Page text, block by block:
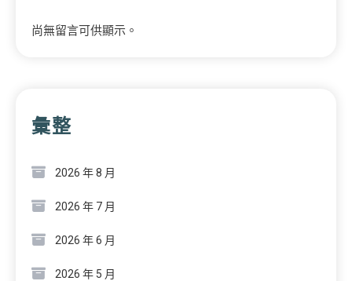
尚無留言可供顯示。
彙整
2026 年 8 月
2026 年 7 月
2026 年 6 月
2026 年 5 月